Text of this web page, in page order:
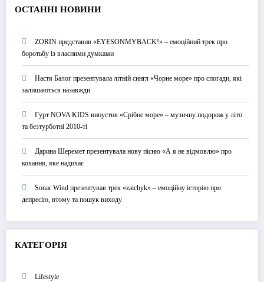
ОСТАННІ НОВИНИ
ZORIN представив «EYESONMYBACK!» – емоційний трек про
боротьбу із власними думками
Настя Балог презентувала літній сингл «Чорне море» про спогади, які
залишаються назавжди
Гурт NOVA KIDS випустив «Срібне море» – музичну подорож у літо
та безтурботні 2010-ті
Дарина Шеремет презентувала нову пісню «А я не відмовлю» про
кохання, яке надихає
Sonar Wind презентував трек «zaichyk» – емоційну історію про
депресію, втому та пошук виходу
КАТЕГОРІЯ
Lifestyle